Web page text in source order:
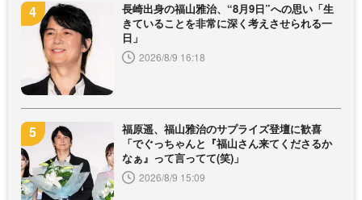
長崎出身の福山雅治、“8月9日”への思い「生
きていることを非常に深く考えさせられる一
日」
2026/8/9 16:18
福原遥、福山雅治のサプライズ登壇に歓喜
「でぐっちゃんと『福山さん来てくださるか
なぁ』って言ってて(笑)」
2026/8/9 15:09